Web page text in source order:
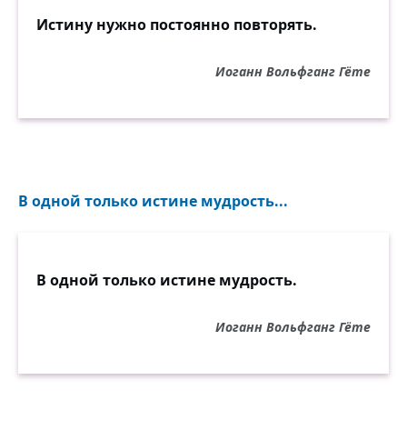
Истину нужно постоянно повторять.
Иоганн Вольфганг Гёте
В одной только истине мудрость...
В одной только истине мудрость.
Иоганн Вольфганг Гёте